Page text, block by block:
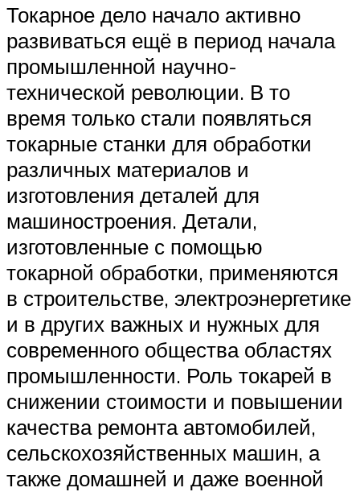
Токарное дело начало активно
развиваться ещё в период начала
промышленной научно-
технической революции. В то
время только стали появляться
токарные станки для обработки
различных материалов и
изготовления деталей для
машиностроения. Детали,
изготовленные с помощью
токарной обработки, применяются
в строительстве, электроэнергетике
и в других важных и нужных для
современного общества областях
промышленности. Роль токарей в
снижении стоимости и повышении
качества ремонта автомобилей,
сельскохозяйственных машин, а
также домашней и даже военной